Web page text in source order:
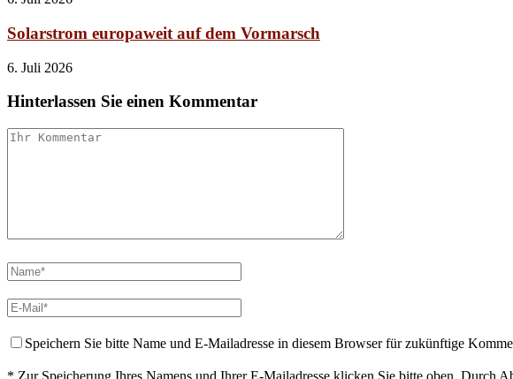
Solarstrom europaweit auf dem Vormarsch
6. Juli 2026
Hinterlassen Sie einen Kommentar
Speichern Sie bitte Name und E-Mailadresse in diesem Browser für zukünftige